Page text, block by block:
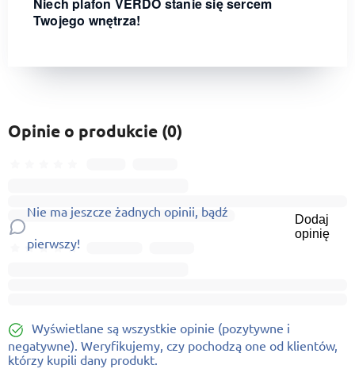
Twojego wnętrza!
Opinie o produkcie (0)
Nie ma jeszcze żadnych opinii, bądź
pierwszy!
Dodaj
opinię
Wyświetlane są wszystkie opinie (pozytywne i
negatywne). Weryfikujemy, czy pochodzą one od klientów,
którzy kupili dany produkt.